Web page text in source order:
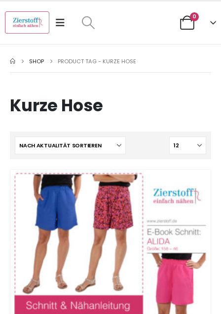
0
SHOP PRODUCT TAG - KURZE HOSE
Kurze Hose